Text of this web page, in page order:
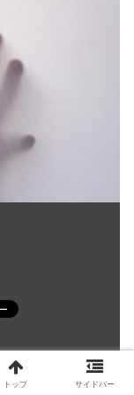
トップ サイドバー